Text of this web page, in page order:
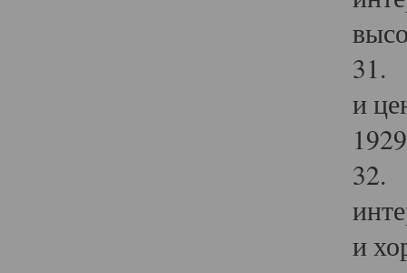
31.
и
32.
и